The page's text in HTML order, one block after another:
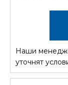
Наши
уточнят